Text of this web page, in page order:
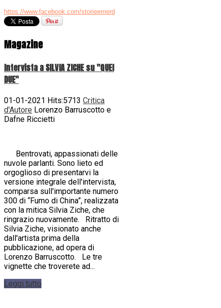
https://www.facebook.com/storieemerd
Magazine
Intervista a SILVIA ZICHE su "QUEI
DUE"
01-01-2021 Hits:5713 Critica
d'Autore Lorenzo Barruscotto e
Dafne Riccietti
Bentrovati, appassionati delle
nuvole parlanti. Sono lieto ed
orgoglioso di presentarvi la
versione integrale dell'intervista,
comparsa sull'importante numero
300 di “Fumo di China”, realizzata
con la mitica Silvia Ziche, che
ringrazio nuovamente. Ritratto di
Silvia Ziche, visionato anche
dall'artista prima della
pubblicazione, ad opera di
Lorenzo Barruscotto. Le tre
vignette che troverete ad...
Leggi tutto